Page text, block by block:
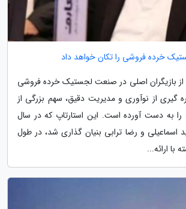
خرده فروشی را تکان خواهد داد
از بازیگران اصلی در صنعت لجستیک خرده فروشی
گیری از نوآوری و مدیریت دقیق، سهم بزرگی از
را به دست آورده است. این استارتاپ که در سال
اسماعیلی و رضا ترابی بنیان گذاری شد، در طول
با ارائه...